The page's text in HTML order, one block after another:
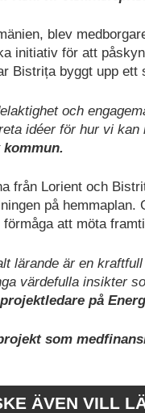
blev
initiativ för att
Bistrița byggt upp ett
och
idéer för hur vi
kommun.
från Lorient och
på
att möta
lärande är en
värdefulla insikter
på
som
ÄVEN VILL